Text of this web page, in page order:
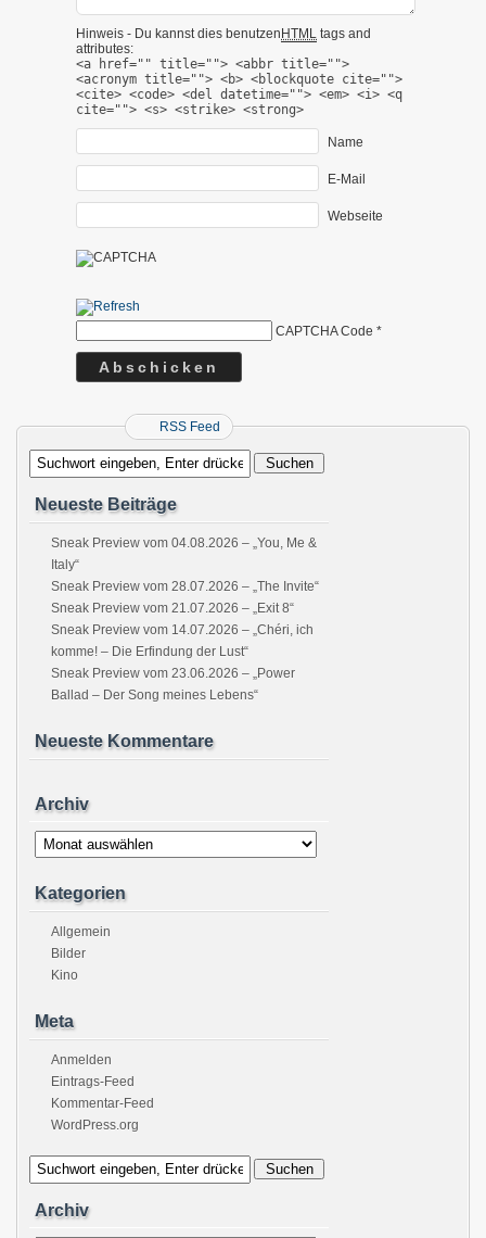
Hinweis - Du kannst dies benutzen HTML tags and
attributes:
<a href="" title=""> <abbr title="">
<acronym title=""> <b> <blockquote cite="">
<cite> <code> <del datetime=""> <em> <i> <q
cite=""> <s> <strike> <strong>
Name
E-Mail
Webseite
CAPTCHA Code *
RSS Feed
Neueste Beiträge
Sneak Preview vom 04.08.2026 – „You, Me &
Italy“
Sneak Preview vom 28.07.2026 – „The Invite“
Sneak Preview vom 21.07.2026 – „Exit 8“
Sneak Preview vom 14.07.2026 – „Chéri, ich
komme! – Die Erfindung der Lust“
Sneak Preview vom 23.06.2026 – „Power
Ballad – Der Song meines Lebens“
Neueste Kommentare
Archiv
Archiv
Kategorien
Allgemein
Bilder
Kino
Meta
Anmelden
Eintrags-Feed
Kommentar-Feed
WordPress.org
Archiv
Archiv